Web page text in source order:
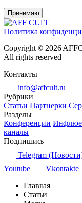
Принимаю
Политика
Copyright © 2026
All rights reserved
Контакты
info@affcult.ru
Рубрики
Статьи Партнерки
Разделы
Конференции
каналы
Подпишись
Telegram
Youtube
Vkontakte
Главная
Статьи